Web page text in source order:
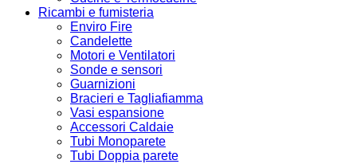
Ricambi e fumisteria
Enviro Fire
Candelette
Motori e Ventilatori
Sonde e sensori
Guarnizioni
Bracieri e Tagliafiamma
Vasi espansione
Accessori Caldaie
Tubi Monoparete
Tubi Doppia parete